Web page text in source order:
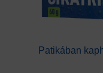
Patikában